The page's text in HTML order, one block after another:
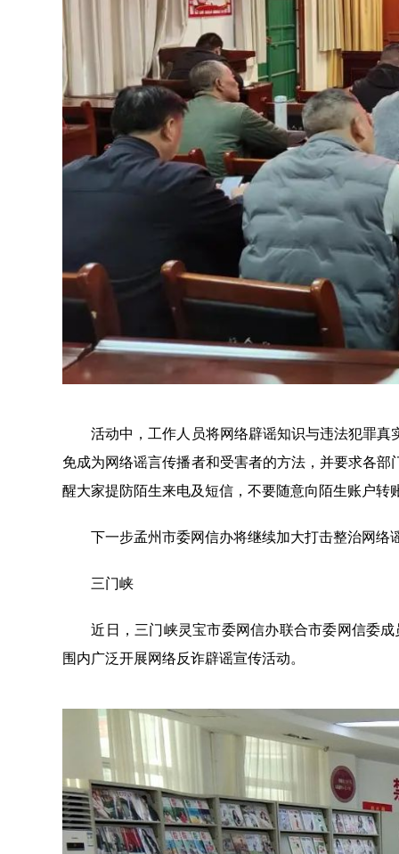
活动中，工作人员将网络辟谣知识与违法犯罪真
免成为网络谣言传播者和受害者的方法，并要求各
醒大家提防陌生来电及短信，不要随意向陌生账户
下一步孟州市委网信办将继续加大打击整治网络
三门峡
近日，三门峡灵宝市委网信办联合市委网信委成
围内广泛开展网络反诈辟谣宣传活动。